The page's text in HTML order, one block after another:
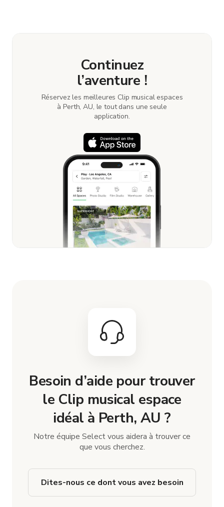
Continuez
l’aventure !
Réservez les meilleures Clip musical espaces
à Perth, AU, le tout dans une seule
application.
Besoin d’aide pour trouver
le Clip musical espace
idéal à Perth, AU ?
Notre équipe Select vous aidera à trouver ce
que vous cherchez.
Dites-nous ce dont vous avez besoin